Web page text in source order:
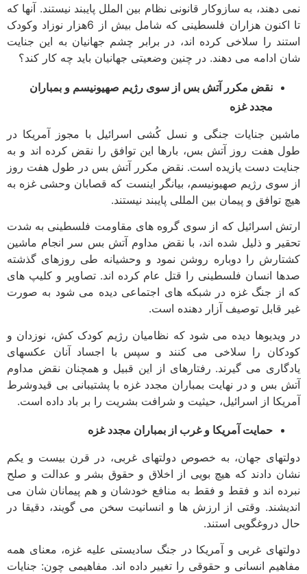
دهند، به سازوکار قانونی نظام بین الملل پای­بند نیستند. آنها که
تا اکنون هزاران فلسطینی که شامل بیش از 6هزار نوزاد وکودک
را سلاخی کرده اند، در برابر چشم جهانیان به این جنایت
ادامه می­ دهند. در چنین وضعیتی جهانیان باید چه کار کند؟
نقض مکرر آتش بس از سوی رژیم صهیونیسم و بمباران
مجدد غزه
جنایات جنگی و نسل کُشی اسرائیل با مجوز آمریکا در
هفت روز آتش بس، بارها این توافق را نقض کرده اند و به
دست یازیده است. نقض مکرر آتش بس در طول هفت روز
رژیم صهیونیسم، بیانگر اینست که قصابان وحشی غزه به
توافق و پیمان بین المللی پایبند نیستند.
اسرائیل که از سوی گروه های مقاومت فلسطینی به شدت
و ذلیل شده اند، با نقض مداوم آتش بس سر انجام ماشین
را دوباره روشن نمود و وحشیانه طی روزهای گذشته
انسان فلسطینی را قتل عام کرده اند. تصاویر و کلیپ ­های
جنگ غزه در شبکه های اجتماعی دیده می­ شود به صورت
قابل توصیف آزار دهنده است.
دیده می شود که نظامیان رژیم کودک کش، نوزدان و
را سلاخی می کنند و سپس با اجساد آنان عکس­های
می ­گیرند. رفتارهای از این قبیل و همچنان نقض مداوم
بس و در نهایت بمباران مجدد غزه با پشتیبانی بی قیدوشرط
از اسرائیل، حیثیت و شرافت بشریت را بر باد داده است.
حمایت آمریکا و غرب از بمباران مجدد غزه
جهان، به خصوص دولتهای غربی، در قرن بیست و یکم
دادند که هیچ بویی از اخلاق و حقوق بشر و عدالت و صلح
اند و فقط و فقط به منافع خودشان و هم پیمانان شان می
وقتی از ارزش ها و انسانیت سخن می گویند، دقیقا در
دروغگویی استند.
غربی و آمریکا در جنگ سادیستی علیه غزه، معنای همه
انسانی و حقوقی را تغییر داده اند. مفاهیمی چون: جنایات